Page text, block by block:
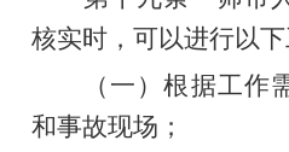
核实时，可以进行以下
（一）根据工作
和事故现场；